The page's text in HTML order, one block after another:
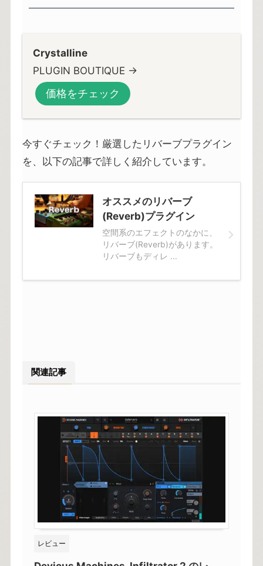
Crystalline
PLUGIN BOUTIQUE →
価格をチェック
今すぐチェック！厳選したリバーブプラグイン
を、以下の記事で詳しく紹介しています。
オススメのリバーブ
(Reverb)プラグイン
空間系のエフェクトのなかに、
リバーブ(Reverb)があります。
リバーブもディレ ...
関連記事
レビュー